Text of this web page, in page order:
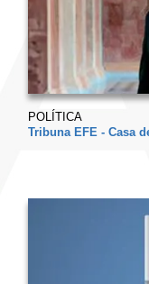
POLÍTICA
Tribuna EFE - Casa